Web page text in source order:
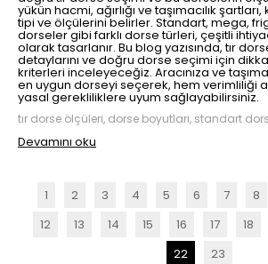
yükün hacmi, ağırlığı ve taşımacılık
tipi ve ölçülerini belirler. Standart, mega,
dorseler gibi farklı dorse türleri, çeşitli
olarak tasarlanır. Bu blog yazısında, tır
detaylarını ve doğru dorse seçimi için
kriterleri inceleyeceğiz. Aracınıza ve
en uygun dorseyi seçerek, hem verimliliği
yasal gerekliliklere uyum sağlayabilirsiniz.
Devamını oku
1 2 3 4 5 6 7 8
12
13 14 15 16 17 18
22
23